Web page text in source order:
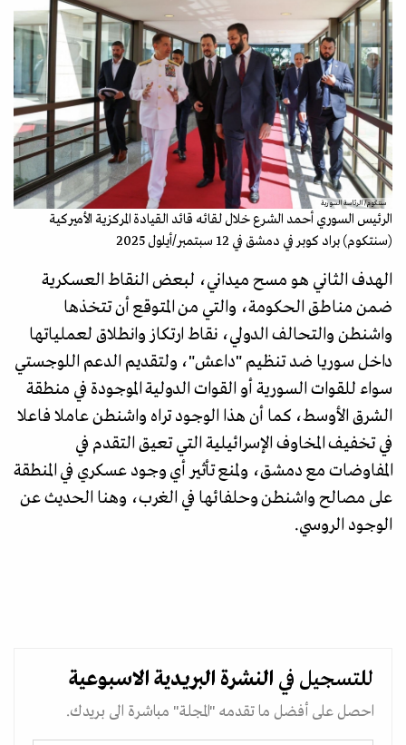
سنتكوم/ الرئاسة السورية
الرئيس السوري أحمد الشرع خلال لقائه قائد القيادة المركزية الأميركية
(سنتكوم) براد كوبر في دمشق في 12 سبتمبر/أيلول 2025
الهدف الثاني هو مسح ميداني، لبعض النقاط العسكرية
ضمن مناطق الحكومة، والتي من المتوقع أن تتخذها
واشنطن والتحالف الدولي، نقاط ارتكاز وانطلاق لعملياتها
داخل سوريا ضد تنظيم "داعش"، ولتقديم الدعم اللوجستي
سواء للقوات السورية أو القوات الدولية الموجودة في منطقة
الشرق الأوسط، كما أن هذا الوجود تراه واشنطن عاملا فاعلا
في تخفيف المخاوف الإسرائيلية التي تعيق التقدم في
المفاوضات مع دمشق، ولمنع تأثير أي وجود عسكري في المنطقة
على مصالح واشنطن وحلفائها في الغرب، وهنا الحديث عن
الوجود الروسي.
للتسجيل في النشرة البريدية الاسبوعية
احصل على أفضل ما تقدمه "المجلة" مباشرة الى بريدك.